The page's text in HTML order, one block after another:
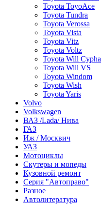
Toyota ToyoAce
Toyota Tundra
Toyota Verossa
Toyota Vista
Toyota Vitz
Toyota Voltz
Toyota Will Cypha
Toyota Will VS
Toyota Windom
Toyota Wish
Toyota Yaris
Volvo
Volkswagen
ВАЗ /Lada/ Нива
ГАЗ
Иж / Москвич
УАЗ
Мотоциклы
Скутеры и мопеды
Кузовной ремонт
Серия "Автоправо"
Разное
Автолитература